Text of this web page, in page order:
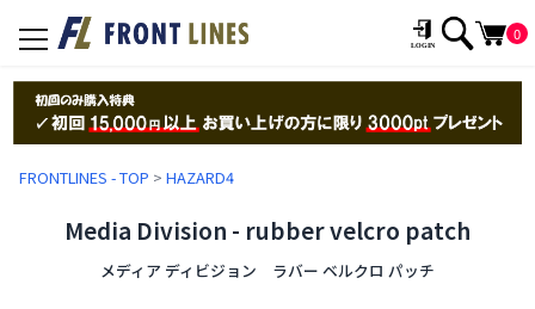
toggle
navigation
0
FRONTLINES - TOP > HAZARD4
Media Division - rubber velcro patch
メディア ディビジョン ラバー ベルクロ パッチ